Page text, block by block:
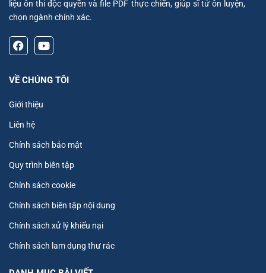
liệu ôn thi độc quyền và file PDF thực chiến, giúp sĩ tử ôn luyện,
chọn ngành chính xác.
VỀ CHÚNG TÔI
Giới thiệu
Liên hệ
Chính sách bảo mật
Quy trình biên tập
Chính sách cookie
Chính sách biên tập nội dung
Chính sách xử lý khiếu nại
Chính sách lam dụng thư rác